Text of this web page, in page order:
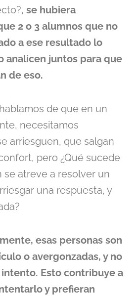
se hubiera
2 o 3 alumnos que no
a ese resultado lo
analicen juntos para que
de eso.
de que en un
necesitamos
arriesguen, que salgan
pero ¿Qué sucede
se atreve a resolver un
una respuesta, y
esas personas son
o avergonzadas, y no
Esto contribuye a
y prefieran